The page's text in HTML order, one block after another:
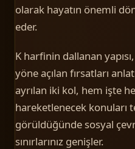
olarak hayatın önemli
eder.
K harfinin dallanan
yöne açılan fırsatları
ayrılan iki kol, hem işte
hareketlenecek konuları
görüldüğünde sosyal
sınırlarınız genişler.